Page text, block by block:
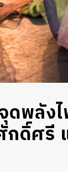
ดพลัง
ดิ์ศรี